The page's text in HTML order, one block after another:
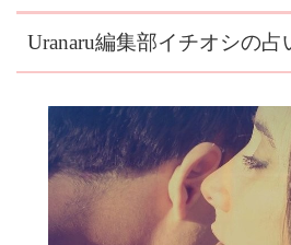
Uranaru編集部イチオシの占